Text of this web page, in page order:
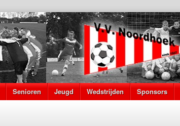
Senioren Jeugd Wedstrijden Sponsors